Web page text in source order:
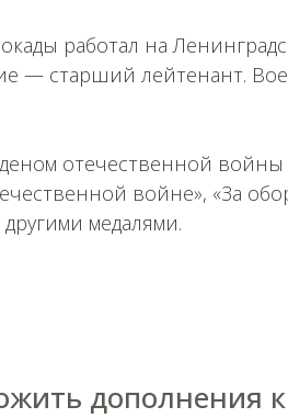
работал на
— старший лейтенант.
отечественной войны
войне», «За
медалями.
дополнения